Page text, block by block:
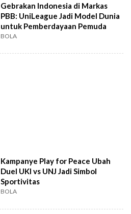
Gebrakan Indonesia di Markas
PBB: UniLeague Jadi Model Dunia
untuk Pemberdayaan Pemuda
BOLA
Kampanye Play for Peace Ubah
Duel UKI vs UNJ Jadi Simbol
Sportivitas
BOLA